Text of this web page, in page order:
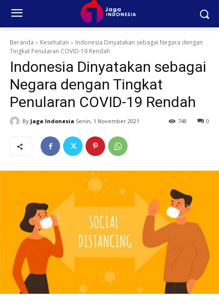
Beranda Kesehatan
Indonesia Dinyatakan sebagai Negara dengan
Tingkat Penularan COVID-19 Rendah
Indonesia Dinyatakan sebagai
Negara dengan Tingkat
Penularan COVID-19 Rendah
By Jaga Indonesia Senin, 1 November 2021 0
748